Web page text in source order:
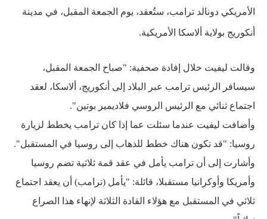
الأمريكي دونالد ترامب، ستُعقد، يوم الجمعة المقبل، في مدينة
أنكوريج بولاية ألاسكا الأمريكية.
وقالت ليفيت خلال إفادة صحفية: "صباح الجمعة المقبل،
سيسافر الرئيس ترامب عبر البلاد إلى أنكوريج، ألاسكا، لعقد
اجتماع ثنائي مع الرئيس الروسي فلاديمير بوتين".
وأضافت ليفيت عندما سئلت عما إذا كان ترامب يخطط لزيارة
روسيا: "قد تكون هناك خطط للذهاب إلى روسيا في المستقبل".
وأشارت إلى أن ترامب يأمل في عقد قمة ثلاثية تضم روسيا
وأمريكا وأوكرانيا مستقبلا، قائلة: "يأمل (ترامب) أن يعقد اجتماع
ثلاثي في المستقبل مع هؤلاء القادة الثلاثة لإنهاء هذا الصراع